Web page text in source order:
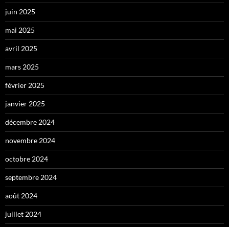
juin 2025
mai 2025
avril 2025
mars 2025
février 2025
janvier 2025
décembre 2024
novembre 2024
octobre 2024
septembre 2024
août 2024
juillet 2024